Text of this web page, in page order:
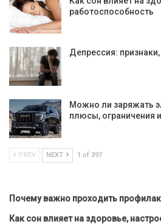
работоспособность
Депрессия:
Можно ли заряжать
плюсы, ограничения
PREV NEXT 1 of 397
Почему важно проходить
Как сон влияет на здоровье,